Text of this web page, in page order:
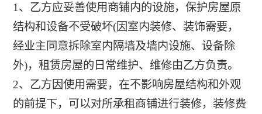
1、乙方应妥善使用商铺内的设施，保护房屋原
结构和设备不受破坏(因室内装修、装饰需要，
经业主同意拆除室内隔墙及墙内设施、设备除
外)，租赁房屋的日常维护、维修由乙方负责。
2、乙方因使用需要，在不影响房屋结构和外观
的前提下，可以对所承租商铺进行装修，装修费